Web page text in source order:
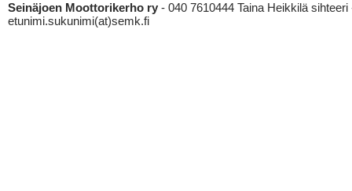
Seinäjoen Moottorikerho ry - 040 7610444 Taina Heikkilä sihteeri
etunimi.sukunimi(at)semk.fi